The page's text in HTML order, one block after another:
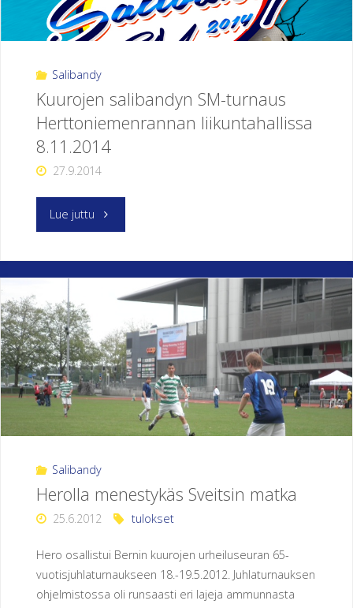
Salibandy
Kuurojen salibandyn SM-turnaus
Herttoniemenrannan liikuntahallissa
8.11.2014
27.9.2014
Lue juttu"Kuurojen
SM-
Herttoniemenrannan
liikuntahallissa
8.11.2014"
Salibandy
Herolla menestykäs Sveitsin matka
25.6.2012 tulokset
Hero osallistui Bernin kuurojen urheiluseuran 65-
vuotisjuhlaturnaukseen 18.-19.5.2012. Juhlaturnauksen
ohjelmistossa oli runsaasti eri lajeja ammunnasta